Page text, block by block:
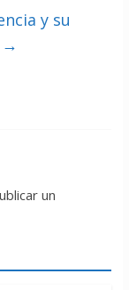
y su
→
un